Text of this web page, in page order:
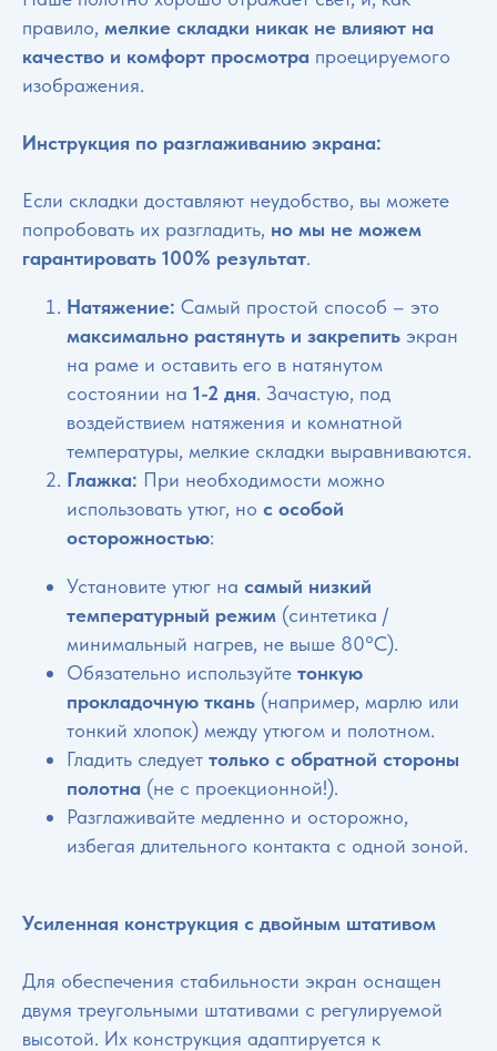
правило, мелкие складки никак не влияют на
качество и комфорт просмотра проецируемого
изображения.
Инструкция по разглаживанию экрана:
Если складки доставляют неудобство, вы можете
попробовать их разгладить, но мы не можем
гарантировать 100% результат.
Натяжение: Самый простой способ – это
максимально растянуть и закрепить экран
на раме и оставить его в натянутом
состоянии на 1-2 дня. Зачастую, под
воздействием натяжения и комнатной
температуры, мелкие складки выравниваются.
Глажка: При необходимости можно
использовать утюг, но с особой
осторожностью:
Установите утюг на самый низкий
температурный режим (синтетика /
минимальный нагрев, не выше 80°C).
Обязательно используйте тонкую
прокладочную ткань (например, марлю или
тонкий хлопок) между утюгом и полотном.
Гладить следует только с обратной стороны
полотна (не с проекционной!).
Разглаживайте медленно и осторожно,
избегая длительного контакта с одной зоной.
Усиленная конструкция с двойным штативом
Для обеспечения стабильности экран оснащен
двумя треугольными штативами с регулируемой
высотой. Их конструкция адаптируется к